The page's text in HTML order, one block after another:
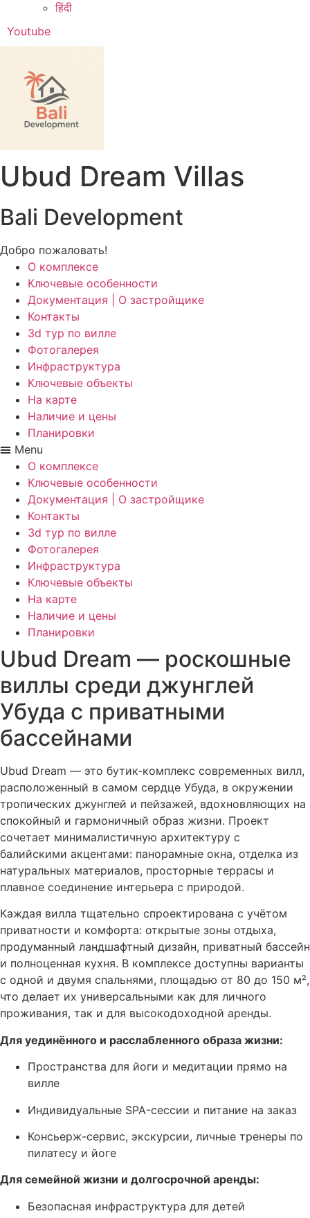
हिंदी
Youtube
Ubud Dream Villas
Bali Development
Добро пожаловать!
О комплексе
Ключевые особенности
Документация | О застройщике
Контакты
3d тур по вилле
Фотогалерея
Инфраструктура
Ключевые объекты
На карте
Наличие и цены
Планировки
Menu
О комплексе
Ключевые особенности
Документация | О застройщике
Контакты
3d тур по вилле
Фотогалерея
Инфраструктура
Ключевые объекты
На карте
Наличие и цены
Планировки
Ubud Dream — роскошные
виллы среди джунглей
Убуда с приватными
бассейнами
Ubud Dream — это бутик-комплекс современных вилл,
расположенный в самом сердце Убуда, в окружении
тропических джунглей и пейзажей, вдохновляющих на
спокойный и гармоничный образ жизни. Проект
сочетает минималистичную архитектуру с
балийскими акцентами: панорамные окна, отделка из
натуральных материалов, просторные террасы и
плавное соединение интерьера с природой.
Каждая вилла тщательно спроектирована с учётом
приватности и комфорта: открытые зоны отдыха,
продуманный ландшафтный дизайн, приватный бассейн
и полноценная кухня. В комплексе доступны варианты
с одной и двумя спальнями, площадью от 80 до 150 м²,
что делает их универсальными как для личного
проживания, так и для высокодоходной аренды.
Для уединённого и расслабленного образа жизни:
Пространства для йоги и медитации прямо на
вилле
Индивидуальные SPA-сессии и питание на заказ
Консьерж-сервис, экскурсии, личные тренеры по
пилатесу и йоге
Для семейной жизни и долгосрочной аренды:
Безопасная инфраструктура для детей